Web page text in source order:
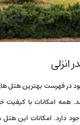
انزلی
همه امکانات با کیفیت
دارد. امکانات این هتل